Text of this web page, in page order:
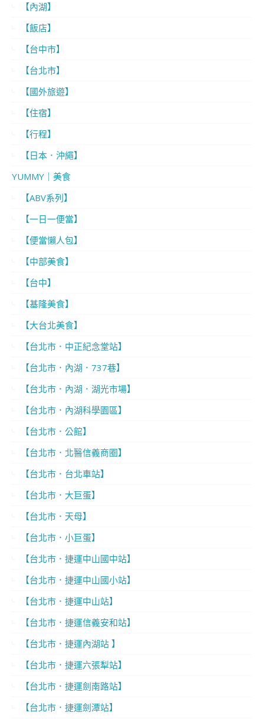
【內湖】
【飯店】
【台中市】
【台北市】
【國外旅遊】
【住宿】
【行程】
【日本．沖繩】
YUMMY｜美食
【ABV系列】
【一日一便當】
【便當懶人包】
【中部美食】
【台中】
【基隆美食】
【大台北美食】
【台北市．中正紀念堂站】
【台北市．內湖．737巷】
【台北市．內湖．湖光市場】
【台北市．內湖科學園區】
【台北市．公館】
【台北市．北醫信義商圈】
【台北市．台北車站】
【台北市．大巨蛋】
【台北市．天母】
【台北市．小巨蛋】
【台北市．捷運中山國中站】
【台北市．捷運中山國小站】
【台北市．捷運中山站】
【台北市．捷運信義安和站】
【台北市．捷運內湖站 】
【台北市．捷運六張犁站】
【台北市．捷運劍南路站】
【台北市．捷運劍潭站】